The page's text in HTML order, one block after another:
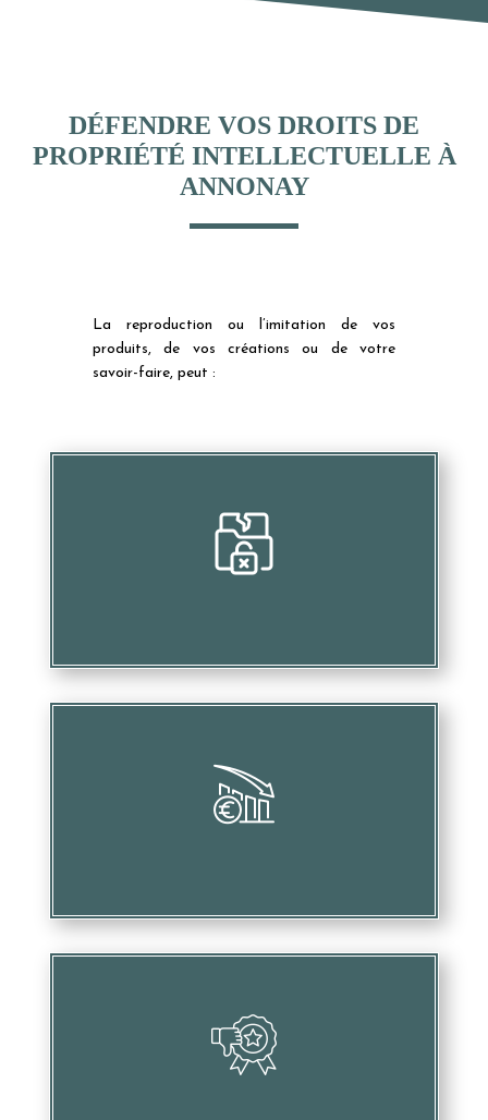
DÉFENDRE VOS DROITS DE
PROPRIÉTÉ INTELLECTUELLE À
ANNONAY
La reproduction ou l’imitation de vos
produits, de vos créations ou de votre
savoir-faire, peut :
Menacer les bénéfices liés à vos investissements
Provoquer des pertes financières considérables
Porter atteinte à votre image et votre réputation